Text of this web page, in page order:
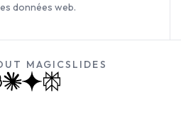
données web.
MAGICSLIDES